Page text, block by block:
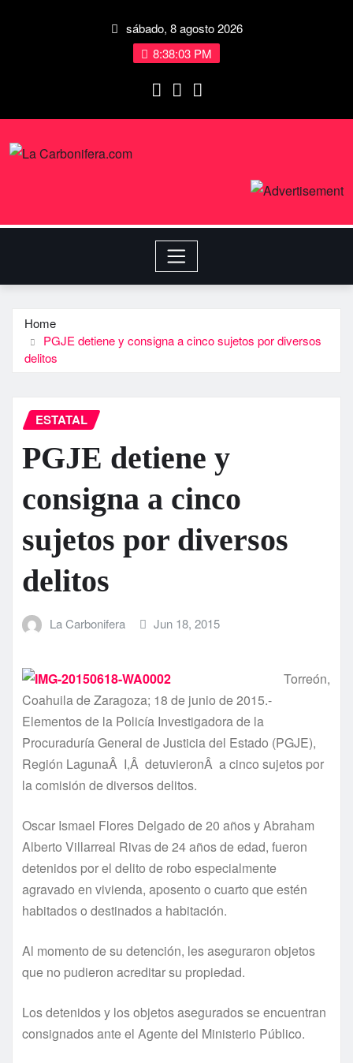
sábado, 8 agosto 2026
8:38:04 PM
Home
PGJE detiene y consigna a cinco sujetos por diversos
delitos
ESTATAL
PGJE detiene y
consigna a cinco
sujetos por diversos
delitos
La Carbonifera Jun 18, 2015
Torreón,
Coahuila de Zaragoza; 18 de junio de 2015.-
Elementos de la Policí­a Investigadora de la
Procuradurí­a General de Justicia del Estado (PGJE),
Región LagunaÂ I,Â detuvieronÂ a cinco sujetos por
la comisión de diversos delitos.
Oscar Ismael Flores Delgado de 20 años y Abraham
Alberto Villarreal Rivas de 24 años de edad, fueron
detenidos por el delito de robo especialmente
agravado en vivienda, aposento o cuarto que estén
habitados o destinados a habitación.
Al momento de su detención, les aseguraron objetos
que no pudieron acreditar su propiedad.
Los detenidos y los objetos asegurados se encuentran
consignados ante el Agente del Ministerio Público.